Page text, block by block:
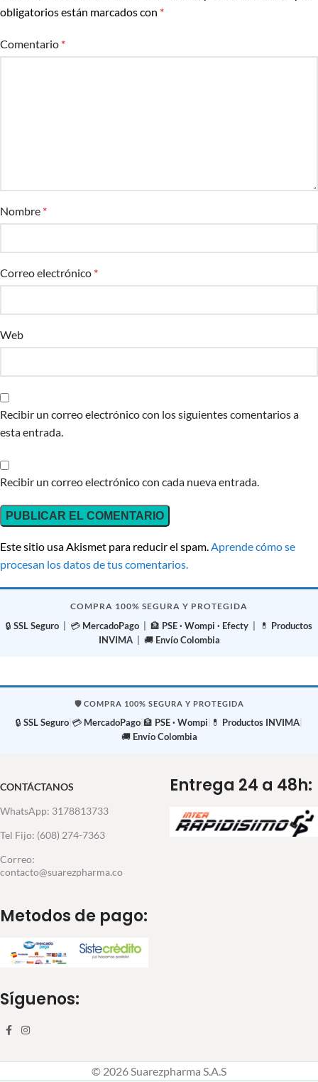
obligatorios están marcados con *
Comentario *
Nombre *
Correo electrónico *
Web
Recibir un correo electrónico con los siguientes comentarios a
esta entrada.
Recibir un correo electrónico con cada nueva entrada.
Este sitio usa Akismet para reducir el spam. Aprende cómo se
procesan los datos de tus comentarios.
COMPRA 100% SEGURA Y PROTEGIDA
🔒 SSL Seguro | 💳 MercadoPago | 🏦 PSE · Wompi · Efecty | 💊 Productos
INVIMA| 🚚 Envío Colombia
🛡️ COMPRA 100% SEGURA Y PROTEGIDA
🔒 SSL Seguro 💳 MercadoPago 🏦 PSE · Wompi 💊 Productos INVIMA
🚚 Envío Colombia
CONTÁCTANOS
WhatsApp: 3178813733
Tel Fijo: (608) 274-7363
Correo:
contacto@suarezpharma.co
Metodos de pago:
Entrega 24 a 48h:
Síguenos:
© 2026 Suarezpharma S.A.S